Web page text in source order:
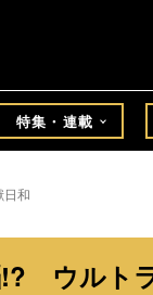
特集・連載
日和
!? ウルト